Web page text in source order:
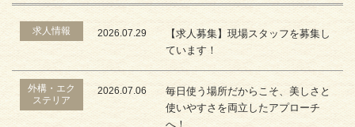
求人情報 2026.07.29
【求人募集】現場スタッフを募集し
ています！
外構・エク
ステリア
2026.07.06
毎日使う場所だからこそ、美しさと
使いやすさを両立したアプローチ
へ！